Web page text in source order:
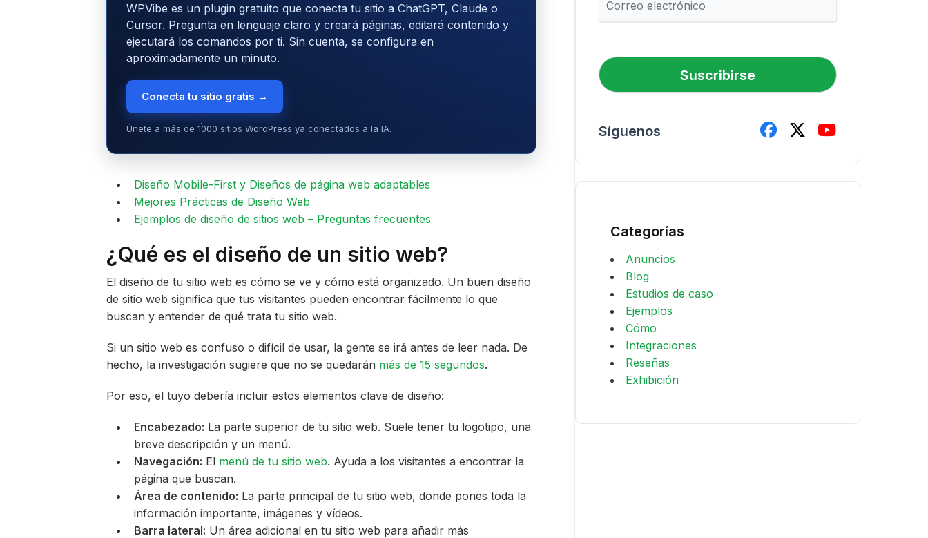
WPVibe es un plugin gratuito que conecta tu sitio a ChatGPT, Claude o
Cursor. Pregunta en lenguaje claro y creará páginas, editará contenido y
ejecutará los comandos por ti. Sin cuenta, se configura en
aproximadamente un minuto.
Conecta tu sitio gratis →
Únete a más de 1000 sitios WordPress ya conectados a la IA.
Diseño Mobile-First y Diseños de página web adaptables
Mejores Prácticas de Diseño Web
Ejemplos de diseño de sitios web – Preguntas frecuentes
¿Qué es el diseño de un sitio web?
El diseño de tu sitio web es cómo se ve y cómo está organizado. Un buen diseño
de sitio web significa que tus visitantes pueden encontrar fácilmente lo que
buscan y entender de qué trata tu sitio web.
Si un sitio web es confuso o difícil de usar, la gente se irá antes de leer nada. De
hecho, la investigación sugiere que no se quedarán más de 15 segundos.
Por eso, el tuyo debería incluir estos elementos clave de diseño:
Encabezado: La parte superior de tu sitio web. Suele tener tu logotipo, una
breve descripción y un menú.
Navegación: El menú de tu sitio web. Ayuda a los visitantes a encontrar la
página que buscan.
Área de contenido: La parte principal de tu sitio web, donde pones toda la
información importante, imágenes y vídeos.
Barra lateral: Un área adicional en tu sitio web para añadir más
r
o
e
t
ó
Suscribirse
Síguenos
Categorías
Anuncios
Blog
Estudios de caso
Ejemplos
Cómo
Integraciones
Reseñas
Exhibición